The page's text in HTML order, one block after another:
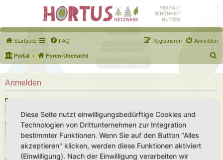
Startseite FAQ Anmelden
Registrieren
Portal Foren-Übersicht
u
h
Anmelden
Benutzername:
Passwort:
Ich habe mein Passwort vergessen
Diese Seite nutzt einwilligungsbedürftige Cookies und
Technologien von Drittunternehmen zur Integration
bestimmter Funktionen. Wenn Sie auf den Button "Alles
akzeptieren" klicken, werden diese Funktionen aktiviert
(Einwilligung). Nach der Einwilligung verarbeiten wir